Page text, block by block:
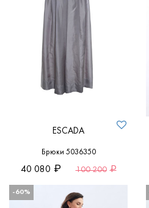
ESCADA
Брюки 5036350
40 080 100 200
-60%